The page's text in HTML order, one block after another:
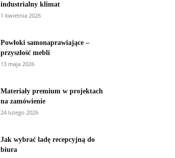
industrialny klimat
1 kwietnia 2026
Powłoki samonaprawiające –
przyszłość mebli
13 maja 2026
Materiały premium w projektach
na zamówienie
24 lutego 2026
Jak wybrać ladę recepcyjną do
biura